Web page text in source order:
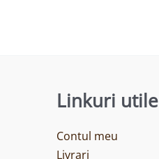
Linkuri utile
Contul meu
Livrari